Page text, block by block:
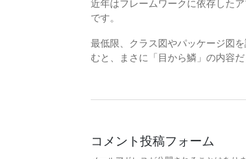
近年はフレームワークに依存した
です。
最低限、クラス図やパッケージ図
むと、まさに「目から鱗」の内容だ
コメント投稿フォーム